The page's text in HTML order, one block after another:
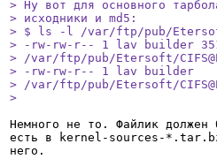
> Ну вот для основного
> исходники и md5:
> $ ls -l /var/ftp/pub/
> -rw-rw-r-- 1 lav builder
> /var/ftp/pub/Etersoft/
> -rw-rw-r-- 1 lav builder
> /var/ftp/pub/Etersoft/
>
Немного не то. Файлик должен
есть в kernel-sources-
него.